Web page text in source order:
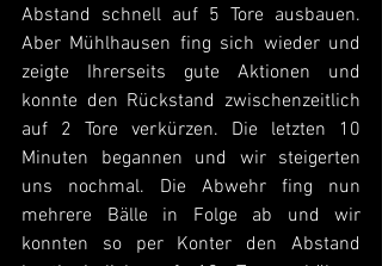
Abstand schnell auf 5 Tore ausbauen.
Aber Mühlhausen fing sich wieder und
zeigte Ihrerseits gute Aktionen und
konnte den Rückstand zwischenzeitlich
auf 2 Tore verkürzen. Die letzten 10
Minuten begannen und wir steigerten
uns nochmal. Die Abwehr fing nun
mehrere Bälle in Folge ab und wir
konnten so per Konter den Abstand